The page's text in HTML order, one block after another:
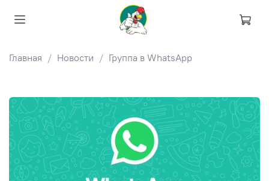
Главная Новости Группа в WhatsApp